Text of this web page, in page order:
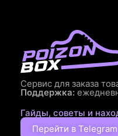
Сервис для заказа
Поддержка:
Гайды, советы и
Перейти в Telegram